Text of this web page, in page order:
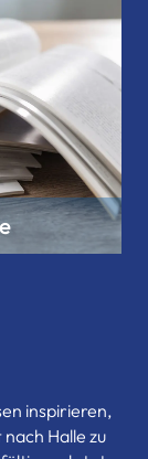
inspirieren,
Halle zu